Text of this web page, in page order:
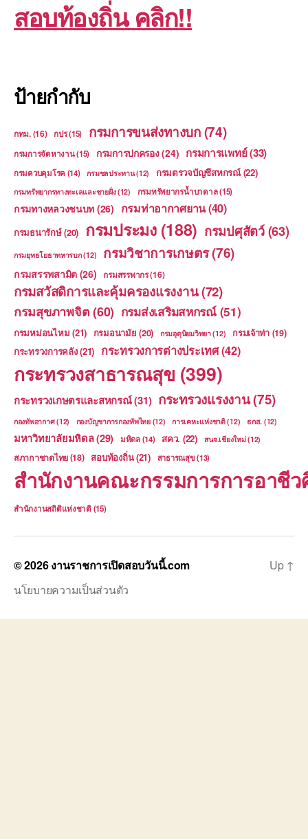
สอบท้องถิ่น คลิก!!
ป้ายกำกับ
กทม.(16) กปร(15) กรมการขนส่งทางบก(74)
กรมการจัดหางาน(15) กรมการปกครอง(24) กรมการแพทย์(33)
กรมควบคุมโรค (14) กรมชลประทาน(12) กรมตรวจบัญชีสหกรณ์(22)
กรมทรัพยากรทางทะเลและชายฝั่ง(12) กรมทรัพยากรน้ำบาดาล(15)
กรมทางหลวงชนบท (26) กรมท่าอากาศยาน(40)
กรมธนารักษ์(20) กรมประมง(188) กรมปศุสัตว์(63)
กรมยุทธโยธาทหารบก(12) กรมวิชาการเกษตร(76)
กรมสรรพสามิต (26) กรมสรรพากร(16)
กรมสวัสดิการและคุ้มครองแรงงาน(72)
กรมสุขภาพจิต(60) กรมส่งเสริมสหกรณ์(51)
กรมหม่อนไหม (21) กรมอนามัย (20) กรมอุตุนิยมวิทยา(12) กรมเจ้าท่า(19)
กระทรวงการคลัง(21) กระทรวงการต่างประเทศ(42)
กระทรวงสาธารณสุข (399)
กระทรวงเกษตรและสหกรณ์(31) กระทรวงแรงงาน(75)
กองทัพอากาศ(12) กองบัญชาการกองทัพไทย(12) การเคหะแห่งชาติ(12) ธกส. (12)
มหาวิทยาลัยมหิดล(29) มหิดล(14) สคว. (22) สนจ.เชียงใหม่(12)
สภากาชาดไทย(18) สอบท้องถิ่น(21) สาธารณสุข (13)
สำนักงานคณะกรรมการการอาชี
สำนักงานสถิติแห่งชาติ(15)
© 2026งานราชการเปิดสอบวันนี้.com
นโยบายความเป็นส่วนตัว
Up ↑